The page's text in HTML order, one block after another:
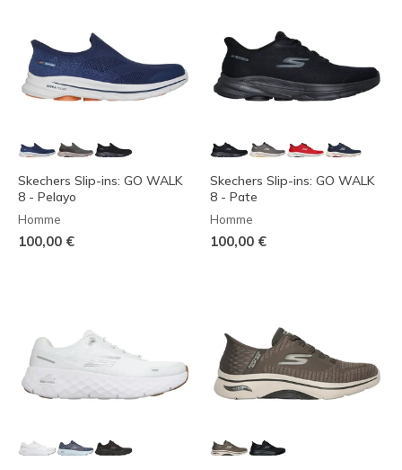
Skechers Slip-ins: GO WALK
8 - Pelayo
Homme
100,00 €
Skechers Slip-ins: GO WALK
8 - Pate
Homme
100,00 €